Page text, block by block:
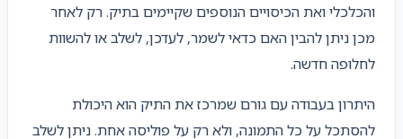
והכלכלי ואת הכיסויים הנוספים שקיימים בתיק. רק לאחר
מכן ניתן להבין האם כדאי לשמר, לעדכן, לשלב או להשוות
לחלופה חדשה.
היתרון בעבודה עם גורם שמרכז את התיק הוא היכולת
להסתכל על כל התמונה, ולא רק על פוליסה אחת. ניתן לשלב